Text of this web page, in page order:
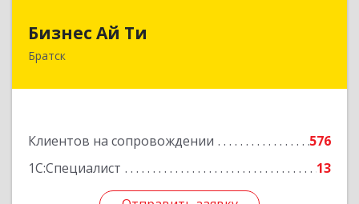
Бизнес Ай Ти
Братск
Клиентов на сопровождении
576
1С:Специалист
13
665717, Иркутская обл, Братск г, Центральный